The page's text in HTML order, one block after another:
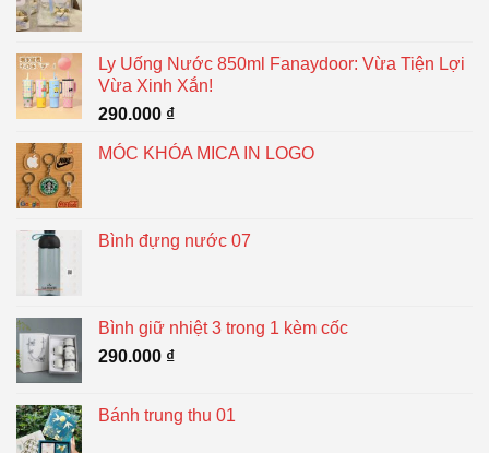
Ly Uống Nước 850ml Fanaydoor: Vừa Tiện Lợi
Vừa Xinh Xắn!
290.000 ₫
MÓC KHÓA MICA IN LOGO
Bình đựng nước 07
Bình giữ nhiệt 3 trong 1 kèm cốc
290.000 ₫
Bánh trung thu 01